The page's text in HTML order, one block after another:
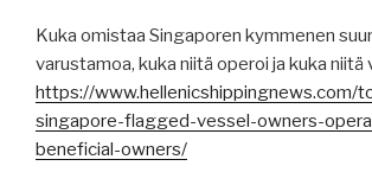
Kuka omistaa Singaporen kymmenen
varustamoa, kuka niitä operoi ja kuka niitä
https://www.hellenicshippingnews.com/
singapore-flagged-vessel-owners-
beneficial-owners/